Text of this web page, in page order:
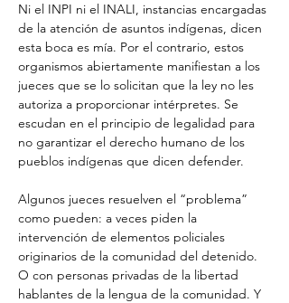
Ni el INPI ni el INALI, instancias encargadas
de la atención de asuntos indígenas, dicen
esta boca es mía. Por el contrario, estos
organismos abiertamente manifiestan a los
jueces que se lo solicitan que la ley no les
autoriza a proporcionar intérpretes. Se
escudan en el principio de legalidad para
no garantizar el derecho humano de los
pueblos indígenas que dicen defender.
Algunos jueces resuelven el “problema”
como pueden: a veces piden la
intervención de elementos policiales
originarios de la comunidad del detenido.
O con personas privadas de la libertad
hablantes de la lengua de la comunidad. Y